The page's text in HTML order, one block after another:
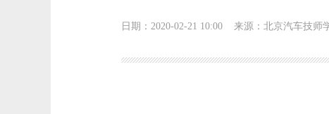
日期：2020-02-21 10:00 来源：北京汽车技师